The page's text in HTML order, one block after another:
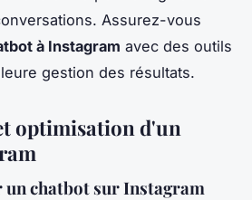
Assurez-vous
à Instagram avec des outils
gestion des résultats.
optimisation d'un
un chatbot sur Instagram